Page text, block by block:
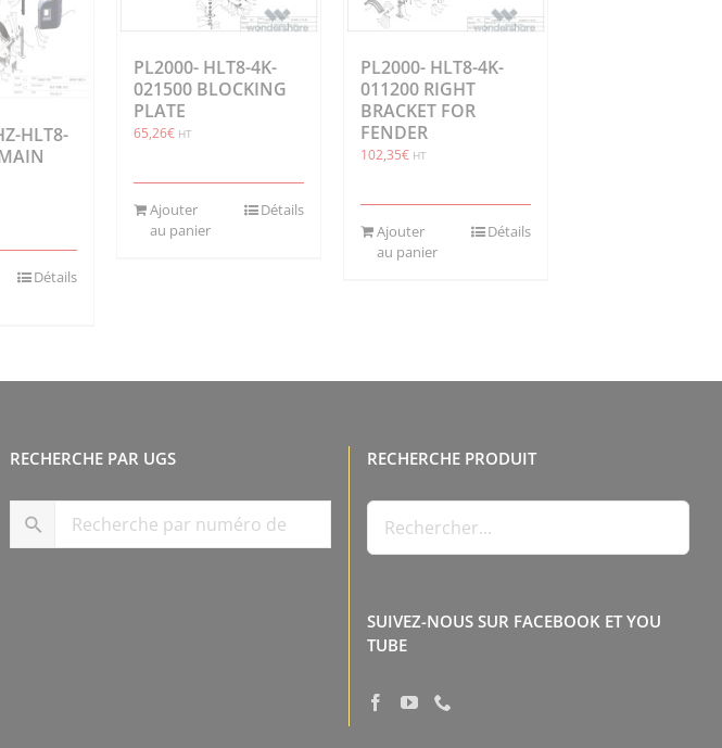
HLT8-
Détails
PL2000- HLT8-4K-
021500 BLOCKING
PLATE
65,26€ HT
Ajouter
au panier
Détails
PL2000- HLT8-4K-
011200 RIGHT
BRACKET FOR
FENDER
102,35€ HT
Ajouter
au panier
Détails
RECHERCHE PAR UGS RECHERCHE PRODUIT
SUIVEZ-NOUS SUR FACEBOOK ET YOU
TUBE